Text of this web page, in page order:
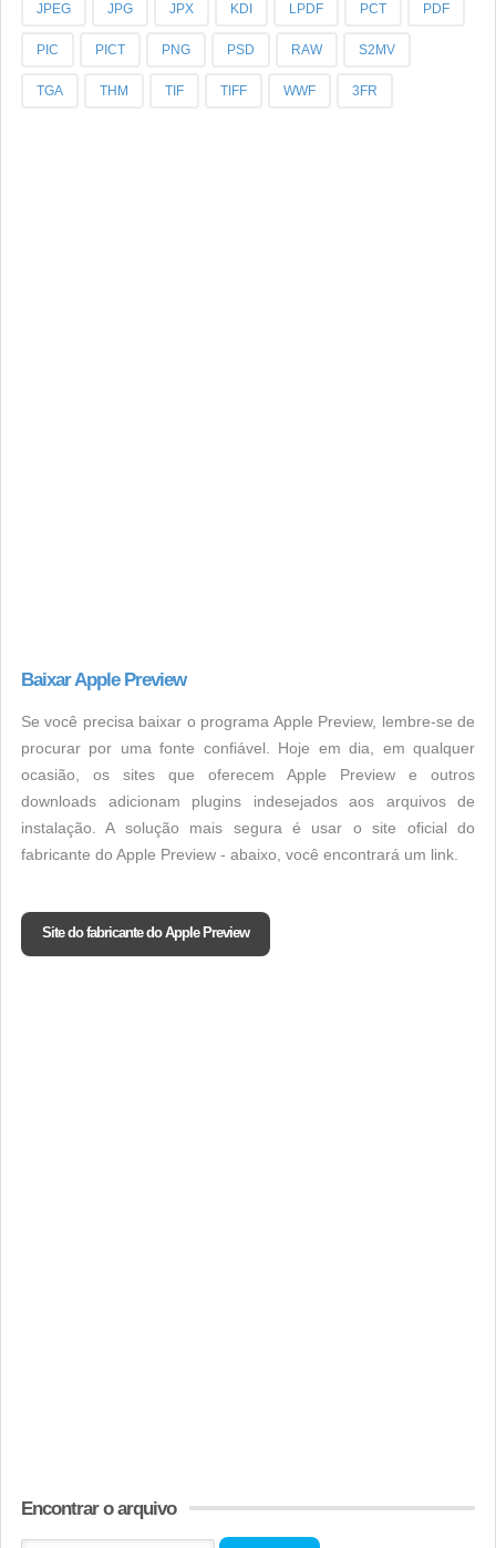
JPEG JPG JPX KDI LPDF PCT PDF
PIC PICT PNG PSD RAW S2MV
TGA THM TIF TIFF WWF 3FR
Baixar Apple Preview
Se você precisa baixar o programa Apple Preview, lembre-se de
procurar por uma fonte confiável. Hoje em dia, em qualquer
ocasião, os sites que oferecem Apple Preview e outros
downloads adicionam plugins indesejados aos arquivos de
instalação. A solução mais segura é usar o site oficial do
fabricante do Apple Preview - abaixo, você encontrará um link.
Site do fabricante do Apple Preview
Encontrar o arquivo